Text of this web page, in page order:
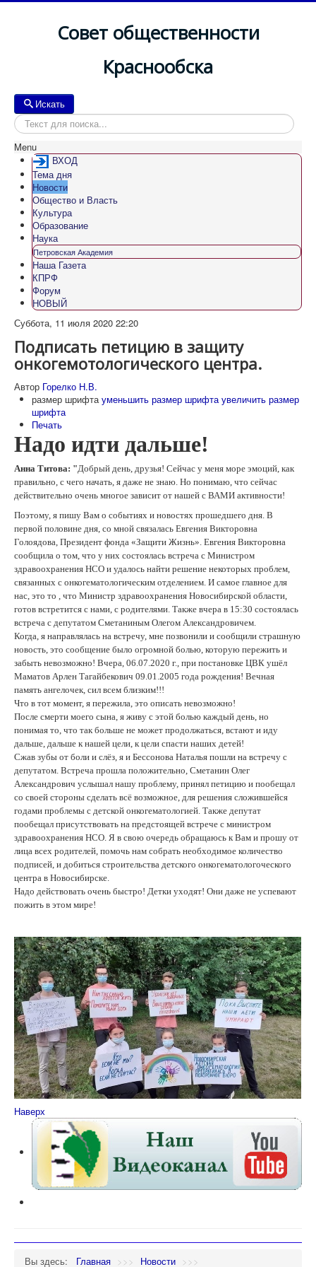
Совет общественности
Краснообска
Искать
Menu
ВХОД
Тема дня
Новости
Общество и Власть
Культура
Образование
Наука
Петровская Академия
Наша Газета
КПРФ
Форум
НОВЫЙ
Суббота, 11 июля 2020 22:20
Подписать петицию в защиту
онкогемотологического центра.
Автор Горелко Н.В.
размер шрифта уменьшить размер шрифта увеличить размер
шрифта
Печать
Надо идти дальше!
Анна Титова: "Добрый день, друзья! Сейчас у меня море эмоций, как
правильно, с чего начать, я даже не знаю. Но понимаю, что сейчас
действительно очень многое зависит от нашей с ВАМИ активности!
Поэтому, я пишу Вам о событиях и новостях прошедшего дня. В
первой половине дня, со мной связалась Евгения Викторовна
Голоядова, Президент фонда «Защити Жизнь». Евгения Викторовна
сообщила о том, что у них состоялась встреча с Министром
здравоохранения НСО и удалось найти решение некоторых проблем,
связанных с онкогематологическим отделением. И самое главное для
нас, это то , что Министр здравоохранения Новосибирской области,
готов встретится с нами, с родителями. Также вчера в 15:30 состоялась
встреча с депутатом Сметаниным Олегом Александровичем.
Когда, я направлялась на встречу, мне позвонили и сообщили страшную
новость, это сообщение было огромной болью, которую пережить и
забыть невозможно! Вчера, 06.07.2020 г., при постановке ЦВК ушёл
Маматов Арлен Тагайбекович 09.01.2005 года рождения! Вечная
память ангелочек, сил всем близким!!!
Что в тот момент, я пережила, это описать невозможно!
После смерти моего сына, я живу с этой болью каждый день, но
понимая то, что так больше не может продолжаться, встают и иду
дальше, дальше к нашей цели, к цели спасти наших детей!
Сжав зубы от боли и слёз, я и Бессонова Наталья пошли на встречу с
депутатом. Встреча прошла положительно, Сметанин Олег
Александрович услышал нашу проблему, принял петицию и пообещал
со своей стороны сделать всё возможное, для решения сложившейся
годами проблемы с детской онкогематологией. Также депутат
пообещал присутствовать на предстоящей встрече с министром
здравоохранения НСО. Я в свою очередь обращаюсь к Вам и прошу от
лица всех родителей, помочь нам собрать необходимое количество
подписей, и добиться строительства детского онкогематологоческого
центра в Новосибирске.
Надо действовать очень быстро! Детки уходят! Они даже не успевают
пожить в этом мире!
Наверх
Вы здесь: Главная >>> Новости >>>